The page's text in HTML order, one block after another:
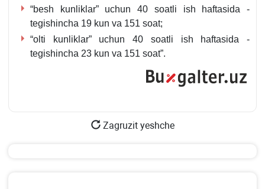
Farmonning
3-
bandi
“besh kunliklar” uchun 40 soatli ish haftasida -
tegishincha 19 kun va 151 soat;
“olti kunliklar” uchun 40 soatli ish haftasida -
tegishincha 23 kun va 151 soat”.
Zagruzit yeshche